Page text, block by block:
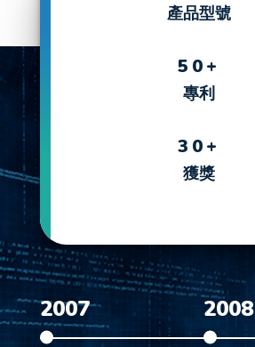
產品型號
50+
專利
30+
獲獎
2007 2008